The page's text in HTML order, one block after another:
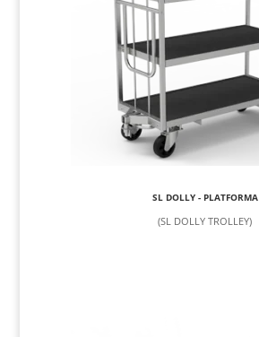
SL DOLLY - PLATFORMA
(SL DOLLY TROLLEY)